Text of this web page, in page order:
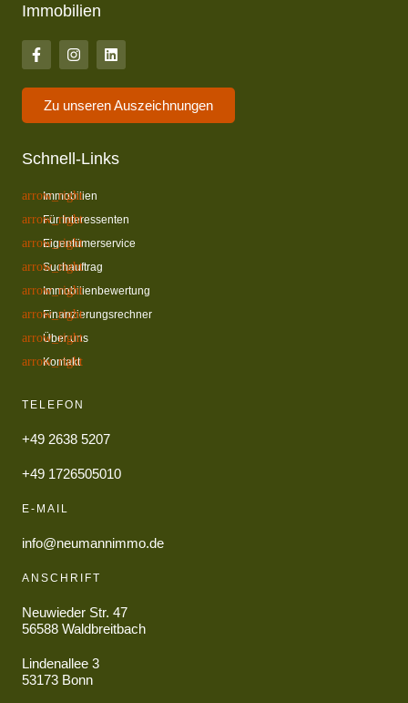
Immobilien
Zu unseren Auszeichnungen
Schnell-Links
Immobilien
Für Interessenten
Eigentümerservice
Suchauftrag
Immobilienbewertung
Finanzierungsrechner
Über uns
Kontakt
TELEFON
+49 2638 5207
+49 1726505010
E-MAIL
info@neumannimmo.de
ANSCHRIFT
Neuwieder Str. 47
56588 Waldbreitbach
Lindenallee 3
53173 Bonn